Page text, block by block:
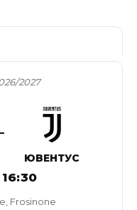
Frosinone
2027
ЮВЕНТУС
16:30